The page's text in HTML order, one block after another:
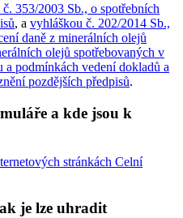
č. 353/2003 Sb., o spotřebních
, a vyhláškou č. 202/2014 Sb.,
daně z minerálních olejů
olejů spotřebovaných v
a podmínkách vedení dokladů a
pozdějších předpisů.
a kde jsou k
stránkách Celní
je lze uhradit